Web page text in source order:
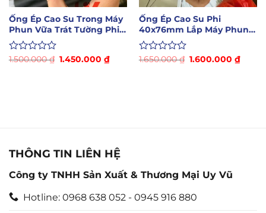
Ống Ép Cao Su Trong Máy
Phun Vữa Trát Tường Phi
40x72mm
Được
1.500.000₫ Giá
1.450.000 ₫Giá
hiện
Ống Ép Cao Su Phi
40x76mm Lắp Máy Phun
Vữa Trát Tường
Được
1.650.000₫ Giá
1.600.000 ₫Giá
hiện
THÔNG TIN LIÊN HỆ
Công ty TNHH Sản Xuất & Thương Mại Uy Vũ
Hotline: 0968 638 052 - 0945 916 880